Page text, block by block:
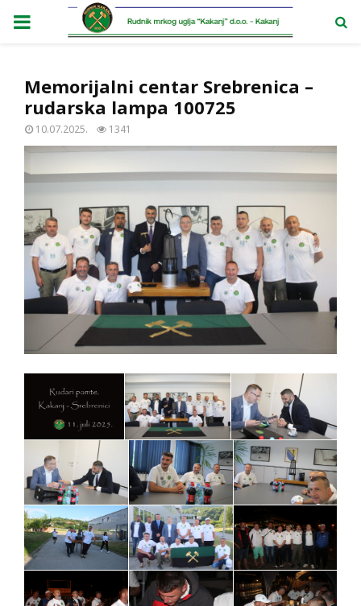
PRIMARY
Memorijalni centar Srebrenica –
rudarska lampa 100725
10.07.2025. 1341